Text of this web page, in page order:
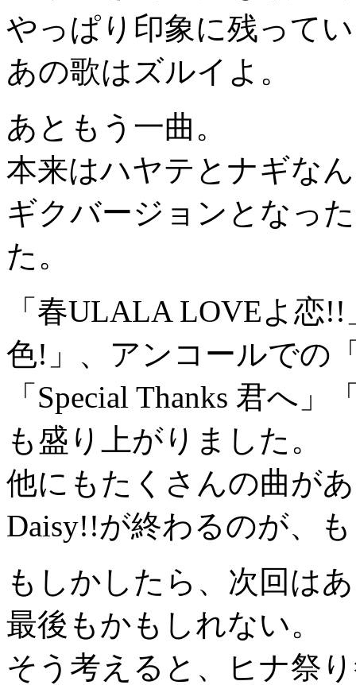
やっぱり印象に残って
あの歌はズルイよ。
あともう一曲。
本来はハヤテとナギな
ギクバージョンとなっ
た。
「春ULALA LOVEよ恋
色!」、アンコールでの
「Special Thanks 君へ
も盛り上がりました。
他にもたくさんの曲が
Daisy!!が終わるのが、
もしかしたら、次回は
最後もかもしれない。
そう考えると、ヒナ祭